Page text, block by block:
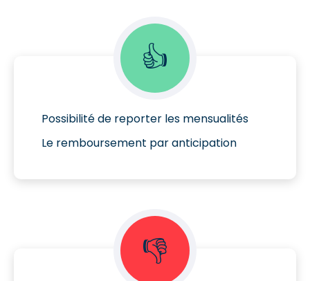
👍
Possibilité de reporter les mensualités
Le remboursement par anticipation
👎